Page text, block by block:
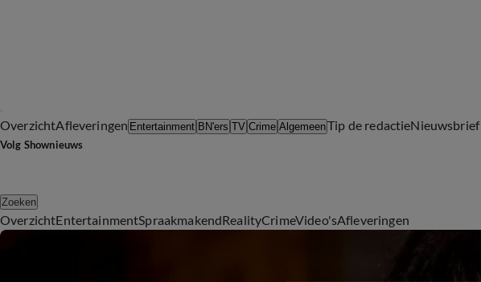
OverzichtAfleveringen Entertainment BN'ers TV Crime AlgemeenTip de redactieNieuwsbrief
Volg Shownieuws
Zoeken
OverzichtEntertainmentSpraakmakendRealityCrimeVideo'sAfleveringen